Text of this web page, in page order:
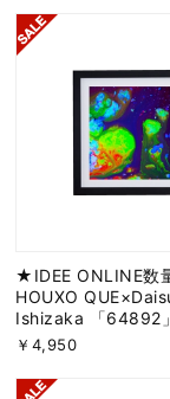
★IDEE ONLINE数
HOUXO
Ishizaka 「64892
￥4,950